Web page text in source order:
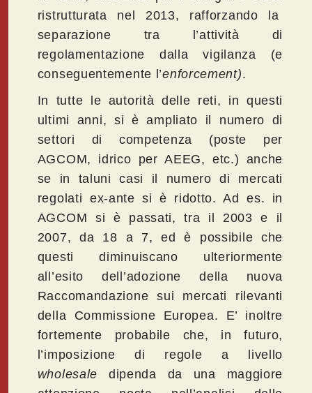
ristrutturata nel 2013, rafforzando la
separazione tra l’attività di
regolamentazione dalla vigilanza (e
conseguentemente l’enforcement).
In tutte le autorità delle reti, in questi
ultimi anni, si è ampliato il numero di
settori di competenza (poste per
AGCOM, idrico per AEEG, etc.) anche
se in taluni casi il numero di mercati
regolati ex-ante si è ridotto. Ad es. in
AGCOM si è passati, tra il 2003 e il
2007, da 18 a 7, ed è possibile che
questi diminuiscano ulteriormente
all’esito dell’adozione della nuova
Raccomandazione sui mercati rilevanti
della Commissione Europea. E’ inoltre
fortemente probabile che, in futuro,
l’imposizione di regole a livello
wholesale dipenda da una maggiore